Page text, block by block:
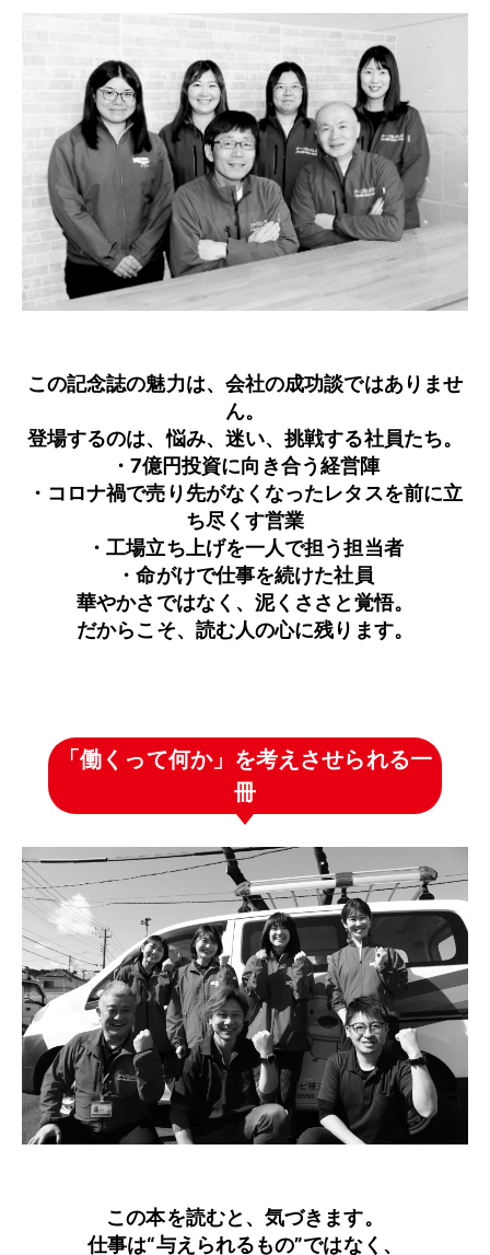
この記念誌の魅力は、会社の成功談ではありませ
ん。
登場するのは、悩み、迷い、挑戦する社員たち。
・7億円投資に向き合う経営陣
・コロナ禍で売り先がなくなったレタスを前に立
ち尽くす営業
・工場立ち上げを一人で担う担当者
・命がけで仕事を続けた社員
華やかさではなく、泥くささと覚悟。
だからこそ、読む人の心に残ります。
「働くって何か」を考えさせられる一
冊
この本を読むと、気づきます。
仕事は“与えられるもの”ではなく、